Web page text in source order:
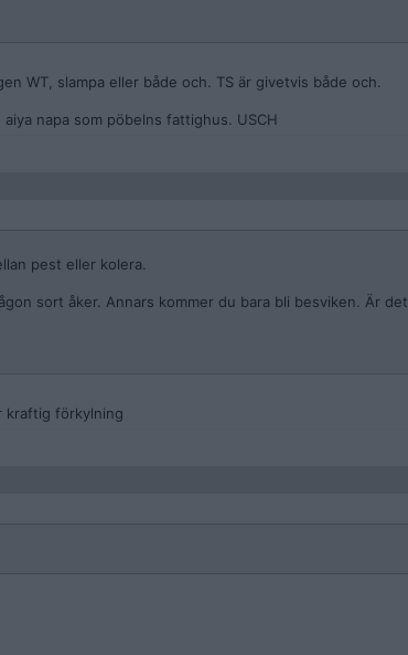
WT, slampa eller både och. TS är givetvis både och.
napa som pöbelns fattighus. USCH
pest eller kolera.
sort åker. Annars kommer du bara bli besviken. Är
kraftig förkylning